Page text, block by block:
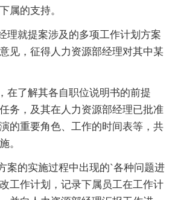
属的支持。
理就提案涉及的多项工作计划方案
见，征得人力资源部经理对其中某
在了解其各自职位说明书的前提
务，及其在人力资源部经理已批准
的重要角色、工作的时间表等，共
。
案的实施过程中出现的`各种问题进
工作计划，记录下属员工在工作计